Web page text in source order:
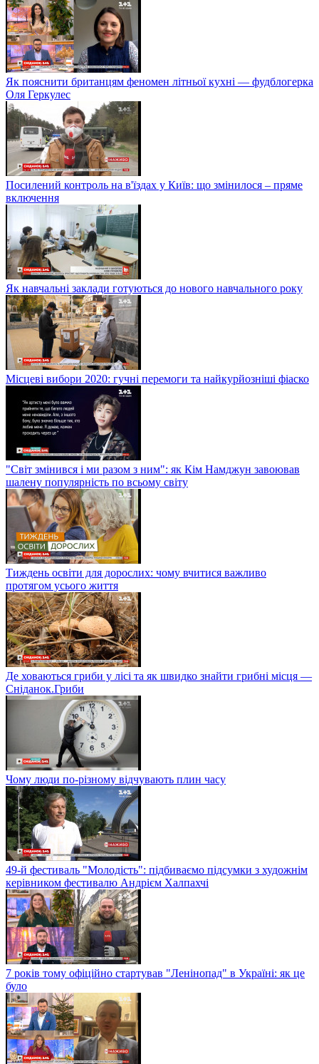
Як пояснити британцям феномен літньої кухні — фудблогерка
Оля Геркулес
Посилений контроль на в'їздах у Київ: що змінилося – пряме
включення
Як навчальні заклади готуються до нового навчального року
Місцеві вибори 2020: гучні перемоги та найкурйозніші фіаско
"Світ змінився і ми разом з ним": як Кім Намджун завоював
шалену популярність по всьому світу
Тиждень освіти для дорослих: чому вчитися важливо
протягом усього життя
Де ховаються гриби у лісі та як швидко знайти грибні місця —
Сніданок.Гриби
Чому люди по-різному відчувають плин часу
49-й фестиваль "Молодість": підбиваємо підсумки з художнім
керівником фестивалю Андрієм Халпахчі
7 років тому офіційно стартував "Ленінопад" в Україні: як це
було